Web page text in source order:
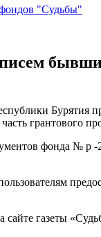
"Судьбы"
бывших
Бурятия
грантового
фонда №
газеты